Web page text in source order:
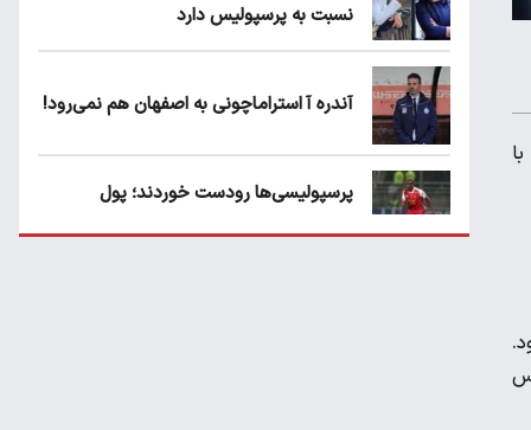
نسبت به پرسپولیس دارد
آندره آ استراماچونی به اصفهان هم نمی‌رود!
پرسپولیسی‌ها رودست خوردند؛ پول